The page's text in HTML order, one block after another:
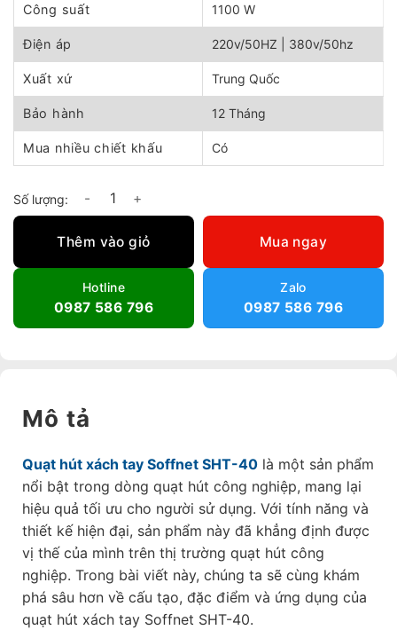
Công suất 1100 W
Điện áp 220v/50HZ | 380v/50hz
Xuất xứ Trung Quốc
Bảo hành 12 Tháng
Mua nhiều chiết khấu Có
Quạt hút xách tay Soffnet SHT-40 số lượng
Thêm vào giỏ Mua ngay
Hotline
0987 586 796
Zalo
0987 586 796
Mô tả
Quạt hút xách tay Soffnet SHT-40 là một sản phẩm
nổi bật trong dòng quạt hút công nghiệp, mang lại
hiệu quả tối ưu cho người sử dụng. Với tính năng và
thiết kế hiện đại, sản phẩm này đã khẳng định được
vị thế của mình trên thị trường quạt hút công
nghiệp. Trong bài viết này, chúng ta sẽ cùng khám
phá sâu hơn về cấu tạo, đặc điểm và ứng dụng của
quạt hút xách tay Soffnet SHT-40.